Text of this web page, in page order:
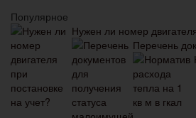
Популярное
Нужен ли номер
Перечень